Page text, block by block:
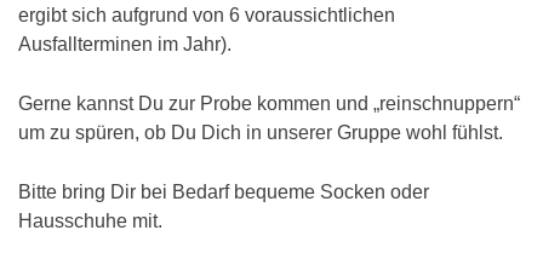
ergibt sich aufgrund von 6 voraussichtlichen
Ausfallterminen im Jahr).
Gerne kannst Du zur Probe kommen und „reinschnuppern“
um zu spüren, ob Du Dich in unserer Gruppe wohl fühlst.
Bitte bring Dir bei Bedarf bequeme Socken oder
Hausschuhe mit.